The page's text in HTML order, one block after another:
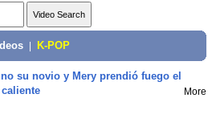
K-POP
su novio y Mery prendió fuego el
More